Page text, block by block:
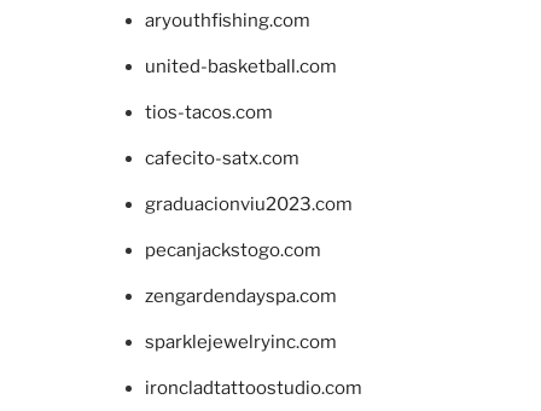
aryouthfishing.com
united-basketball.com
tios-tacos.com
cafecito-satx.com
graduacionviu2023.com
pecanjackstogo.com
zengardendayspa.com
sparklejewelryinc.com
ironcladtattoostudio.com